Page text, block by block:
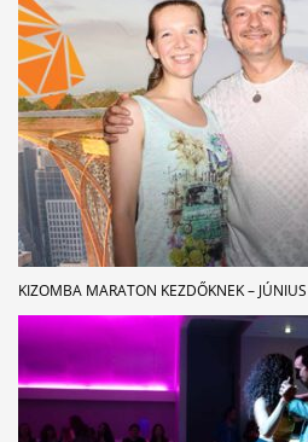
KIZOMBA MARATON KEZDŐKNEK –